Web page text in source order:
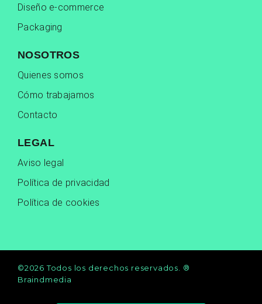
Diseño e-commerce
Packaging
NOSOTROS
Quienes somos
Cómo trabajamos
Contacto
LEGAL
Aviso legal
Política de privacidad
Política de cookies
©2026 Todos los derechos reservados. ®
Braindmedia